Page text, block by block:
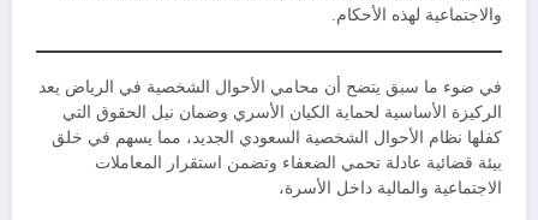
والاجتماعية لهذه الأحكام.
في ضوء ما سبق يتضح أن ​محامي الأحوال الشخصية في الرياض يعد
الركيزة الأساسية لحماية الكيان الأسري وضمان نيل الحقوق التي
كفلها نظام الأحوال الشخصية السعودي الجديد، مما يسهم في خلق
بيئة قضائية عادلة تحمي الضعفاء وتضمن استقرار المعاملات
الاجتماعية والمالية داخل الأسرة،